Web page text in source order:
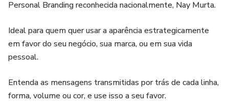
Personal Branding reconhecida nacionalmente, Nay Murta.
Ideal para quem quer usar a aparência estrategicamente
em favor do seu negócio, sua marca, ou em sua vida
pessoal.
Entenda as mensagens transmitidas por trás de cada linha,
forma, volume ou cor, e use isso a seu favor.